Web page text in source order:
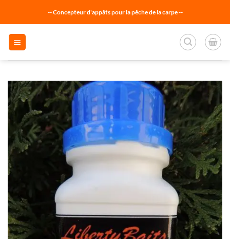
contenu
-- Concepteur d'appâts pour la pêche de la carpe --